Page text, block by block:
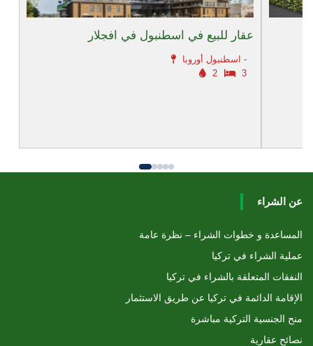
عقار للبيع في اسطنبول في افجلار
اسطنبول أوروبا -
3
2
عن الشراء
المساعدة و خطوات الشراء – نظرة عامة
عملية الشراء في تركيا
النفقات المتعلقة بالشراء في تركيا
الإقامة الدائمة في تركيا عن طريق الاستثمار
منح الجنسية التركية مباشرة
نصائح عقارية